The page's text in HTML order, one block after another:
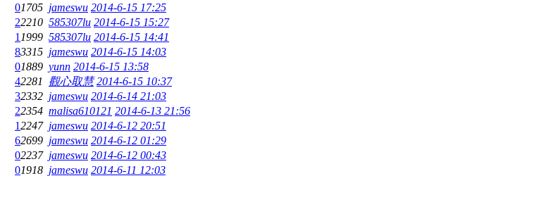
01705 jameswu 2014-6-15 17:25
22210 585307lu 2014-6-15 15:27
1 1999 585307lu 2014-6-15 14:41
83315 jameswu 2014-6-15 14:03
01889 yunn 2014-6-15 13:58
42281 觀心取慧 2014-6-15 10:37
32332 jameswu 2014-6-14 21:03
22354 malisa610121 2014-6-13 21:56
12247 jameswu 2014-6-12 20:51
62699 jameswu 2014-6-12 01:29
02237 jameswu 2014-6-12 00:43
01918 jameswu 2014-6-11 12:03